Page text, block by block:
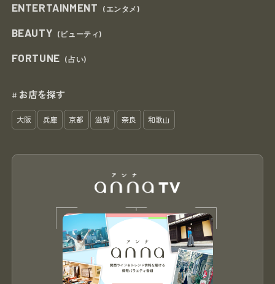
ENTERTAINMENT (エンタメ)
BEAUTY (ビューティ)
FORTUNE (占い)
# お店を探す
大阪 兵庫 京都 滋賀 奈良 和歌山